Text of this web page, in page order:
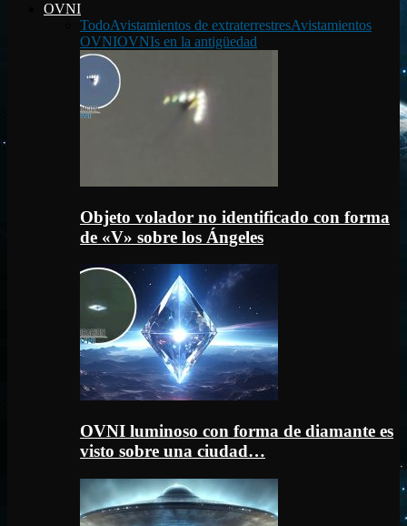
OVNI
TodoAvistamientos de extraterrestresAvistamientos
OVNIOVNIs en la antigüedad
Objeto volador no identificado con forma
de «V» sobre los Ángeles
OVNI luminoso con forma de diamante es
visto sobre una ciudad…